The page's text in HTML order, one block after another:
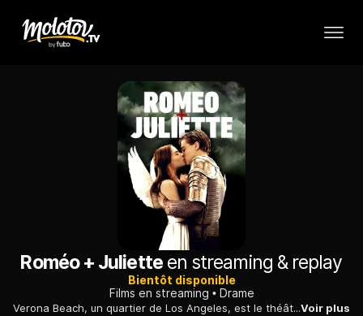
Roméo + Julietteen streaming & replay
Bientôt disponible
Films en streaming
Drame
Verona Beach, un quartier de Los Angeles, est le théâtre de la haine entre deux familles ennemies : les Montaigue et les Capulet. Au cours d'un bal donné chez ces derniers, Romeo, un Montaigue, s'introduit chez ses rivaux où il tombe amoureux de la belle Juliette… une Capulet.Voir plus